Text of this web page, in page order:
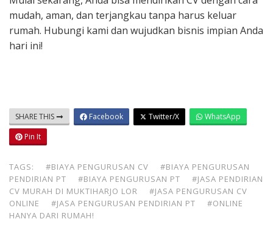
mudah, aman, dan terjangkau tanpa harus keluar
rumah. Hubungi kami dan wujudkan bisnis impian Anda
hari ini!
SHARE THIS Facebook Twitter/X
WhatsApp
Pin It
TAGS: #BIAYA PENGURUSAN CV
#BIAYA PENGURUSAN
PENDIRIAN PT
#BIAYA PENGURUSAN PT
#JASA PENDIRIAN
CV MURAH DI MUKTIHARJO LOR
#JASA PENGURUSAN CV
ONLINE
#JASA PENGURUSAN PENDIRIAN PT
#ONLINE
HANYA DARI RUMAH!